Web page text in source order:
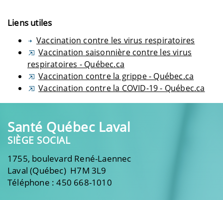
Liens utiles
Vaccination contre les virus respiratoires
Vaccination saisonnière contre les virus
respiratoires - Québec.ca
Vaccination contre la grippe - Québec.ca
Vaccination contre la COVID-19 - Québec.ca
Santé Québec Laval
SIÈGE SOCIAL
1755, boulevard René-Laennec
Laval (Québec) H7M 3L9
Téléphone : 450 668-1010